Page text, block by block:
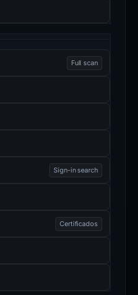
Full scan
Sign-in search
Certificados